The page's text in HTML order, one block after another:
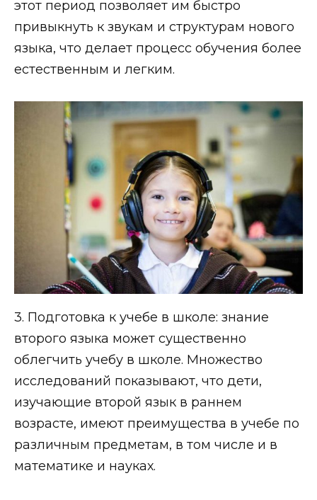
этот период позволяет им быстро
привыкнуть к звукам и структурам нового
языка, что делает процесс обучения более
естественным и легким.
3. Подготовка к учебе в школе: знание
второго языка может существенно
облегчить учебу в школе. Множество
исследований показывают, что дети,
изучающие второй язык в раннем
возрасте, имеют преимущества в учебе по
различным предметам, в том числе и в
математике и науках.